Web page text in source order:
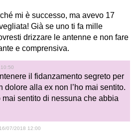
mi è successo, ma avevo 17
Già se uno ti fa mille
drizzare le antenne e non fare
e comprensiva.
il fidanzamento segreto per
dolore alla ex non l’ho mai sentito.
sentito di nessuna che abbia
07/2018 12:00